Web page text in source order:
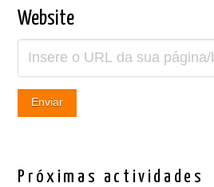
Website
Próximas actividades